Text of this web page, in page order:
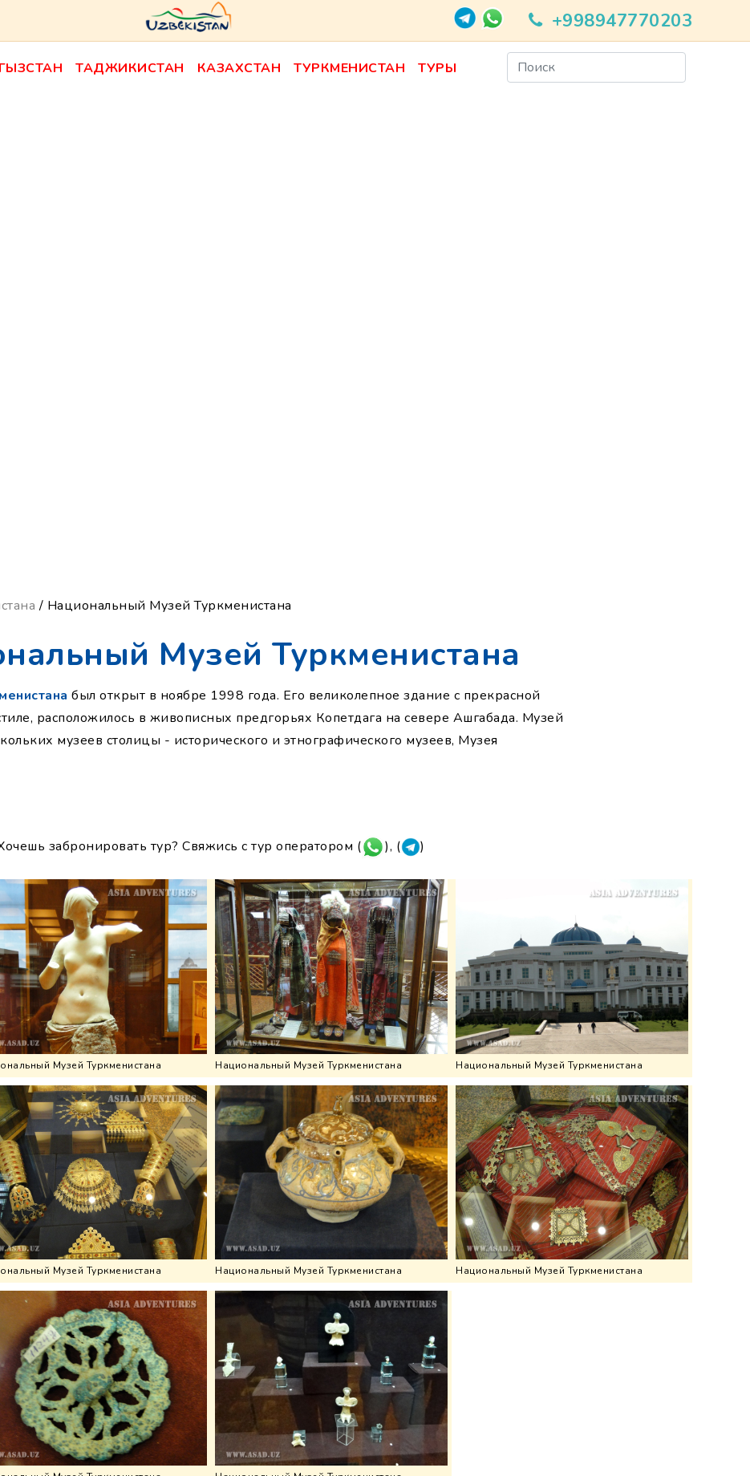
+998947770203
ТАДЖИКИСТАН КАЗАХСТАН ТУРКМЕНИСТАН ТУРЫ
/ Национальный Музей Туркменистана
Музей Туркменистана
был открыт в ноябре 1998 года. Его великолепное здание с прекрасной
расположилось в живописных предгорьях Копетдага на севере Ашгабада. Музей
музеев столицы - исторического и этнографического музеев, Музея
забронировать тур? Свяжись с тур оператором ( ), ( )
Музей Туркменистана Национальный Музей Туркменистана Национальный Музей Туркменистана
Музей Туркменистана Национальный Музей Туркменистана Национальный Музей Туркменистана